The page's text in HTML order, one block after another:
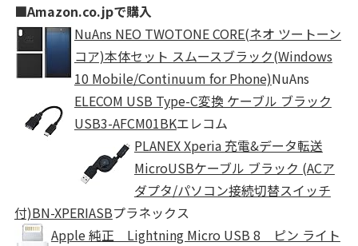
■Amazon.co.jpで購入
NuAns NEO TWOTONE CORE(ネオ ツートーン
コア)本体セット スムースブラック(Windows
10 Mobile/Continuum for Phone)NuAns
ELECOM USB Type-C変換 ケーブル ブラック
USB3-AFCM01BKエレコム
PLANEX Xperia 充電&データ転送
MicroUSBケーブル ブラック (ACア
ダプタ/パソコン接続切替スイッチ
付)BN-XPERIASBプラネックス
Apple 純正 Lightning Micro USB 8 ピン ライト